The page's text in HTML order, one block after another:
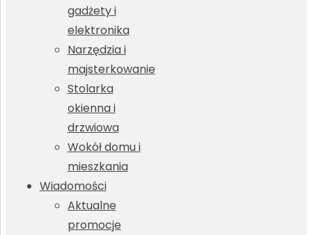
gadżety i
elektronika
Narzędzia i
majsterkowanie
Stolarka
okienna i
drzwiowa
Wokół domu i
mieszkania
Wiadomości
Aktualne
promocje